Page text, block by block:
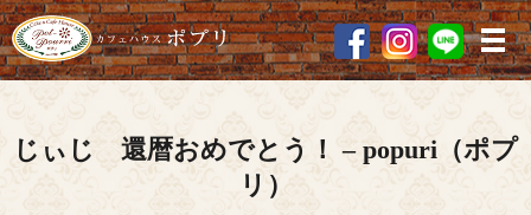
メ
じぃじ 還暦おめでとう！ – popuri（ポプ
リ）